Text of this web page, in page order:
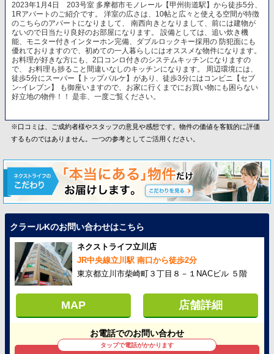
2023年1月4日 203号室 多摩都市モノレール【甲州街道駅】から徒歩5分、
1Rアパートのご紹介です。 洋室の広さは、10帖と広々と使える空間が特徴
のこちらのアパートになりまして、 南西向きとなりまして、前には建物が
ないので日当たり良好のお部屋になります。 設備としては、追い炊き機
能、モニター付きインターホン完備、ダブルロックキー採用の 防犯面にも
優れておりますので、初めての一人暮らしにはオススメな物件になります。
お料理が好きな方にも、2口コンロ付きのシステムキッチンになりますの
で、 お料理も捗ること間違いなしのキッチンになります。 周辺環境には、
徒歩5分にスーパー【トップパルケ】があり、徒歩3分にはコンビニ【セブ
ン-イレブン】 も御座いますので、お家に行くまでにお買い物にも困らない
好立地の物件！！ 是非、一度ご覧ください。
※口コミは、ご成約者様やスタッフの意見や感想です。物件の価値を客観的に評価
するものではありません。一つの参考としてご活用ください。
クラールKのお問い合わせはこちら
ネクストライフ立川店
JR中央線立川駅 南口から徒歩2分
東京都立川市柴崎町３丁目８－１NACビル ５階
MAP 店舗詳細
お電話でのお問い合わせ
タップで電話がかかります